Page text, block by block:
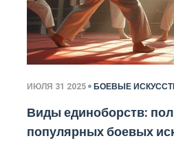
ИЮЛЯ 31 2025 БОЕВЫЕ
Виды единоборств:
популярных боевых